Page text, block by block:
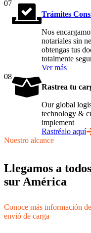
07
Trámites
Nos
notariales sin
obtengas tus
totalmente
Ver más
08
Rastrea tu
Our global
technology &
implement
Rastréalo aquí
Nuestro alcance
Llegamos a
sur América
Conoce más información
envió de carga